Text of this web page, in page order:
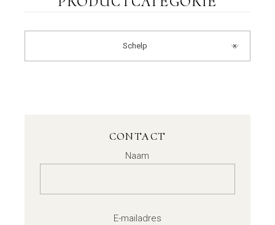
×
Schelp
CONTACT
Naam
E-mailadres